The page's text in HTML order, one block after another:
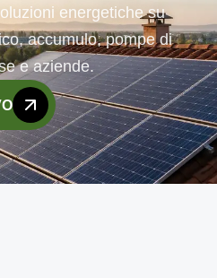
energetiche su
accumulo, pompe di
e aziende.